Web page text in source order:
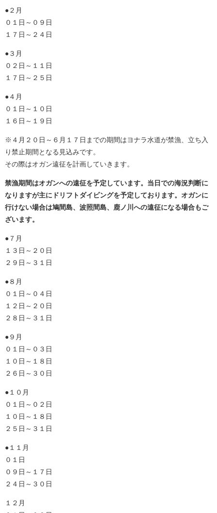
●２月
０１日～０９日
１７日～２４日
●３月
０２日～１１日
１７日～２５日
●４月
０１日～１０日
１６日～１９日
※４月２０日～６月１７日までの期間はヨナラ水道が禁漁、立ち入
り禁止期間となる見込みです。
その際はオガン遠征を計画していきます。
禁漁期間はオガンへの遠征を予定しています。当日での海況判断に
なりますが主にドリフトダイビングを予定しております。オガンに
行けない場合は鳩間島、波照間島、鹿ノ川への遠征になる場合もご
ざいます。
●７月
１３日～２０日
２９日～３１日
●８月
０１日～０４日
１２日～２０日
２８日～３１日
●９月
０１日～０３日
１０日～１８日
２６日～３０日
●１０月
０１日～０２日
１０日～１８日
２５日～３１日
●１１月
０１日
０９日～１７日
２４日～３０日
１２月